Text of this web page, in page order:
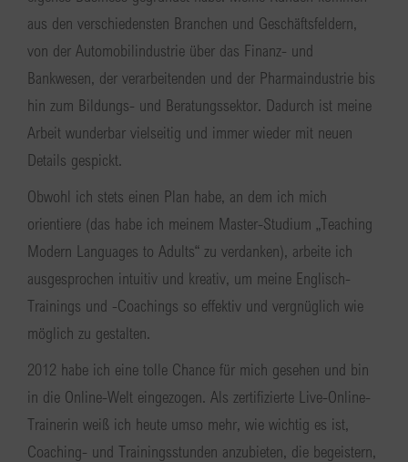
aus den verschiedensten Branchen und Geschäftsfeldern,
von der Automobilindustrie über das Finanz- und
Bankwesen, der verarbeitenden und der Pharmaindustrie bis
hin zum Bildungs- und Beratungssektor. Dadurch ist meine
Arbeit wunderbar vielseitig und immer wieder mit neuen
Details gespickt.
Obwohl ich stets einen Plan habe, an dem ich mich
orientiere (das habe ich meinem Master-Studium „Teaching
Modern Languages to Adults“ zu verdanken), arbeite ich
ausgesprochen intuitiv und kreativ, um meine Englisch-
Trainings und -Coachings so effektiv und vergnüglich wie
möglich zu gestalten.
2012 habe ich eine tolle Chance für mich gesehen und bin
in die Online-Welt eingezogen. Als zertifizierte Live-Online-
Trainerin weiß ich heute umso mehr, wie wichtig es ist,
Coaching- und Trainingsstunden anzubieten, die begeistern,